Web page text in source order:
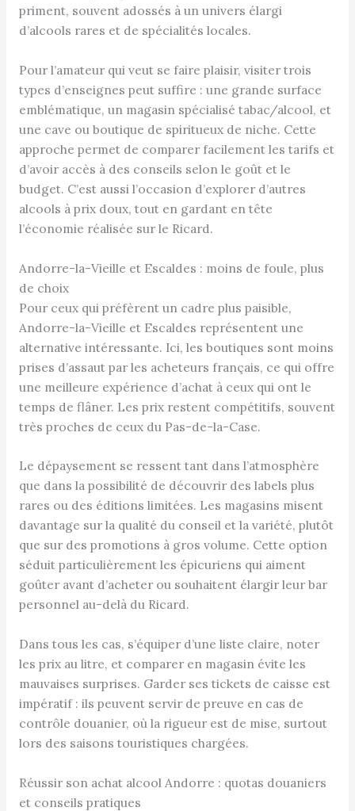
priment, souvent adossés à un univers élargi
d’alcools rares et de spécialités locales.
Pour l’amateur qui veut se faire plaisir, visiter trois
types d’enseignes peut suffire : une grande surface
emblématique, un magasin spécialisé tabac/alcool, et
une cave ou boutique de spiritueux de niche. Cette
approche permet de comparer facilement les tarifs et
d’avoir accès à des conseils selon le goût et le
budget. C’est aussi l’occasion d’explorer d’autres
alcools à prix doux, tout en gardant en tête
l’économie réalisée sur le Ricard.
Andorre-la-Vieille et Escaldes : moins de foule, plus
de choix
Pour ceux qui préfèrent un cadre plus paisible,
Andorre-la-Vieille et Escaldes représentent une
alternative intéressante. Ici, les boutiques sont moins
prises d’assaut par les acheteurs français, ce qui offre
une meilleure expérience d’achat à ceux qui ont le
temps de flâner. Les prix restent compétitifs, souvent
très proches de ceux du Pas-de-la-Case.
Le dépaysement se ressent tant dans l’atmosphère
que dans la possibilité de découvrir des labels plus
rares ou des éditions limitées. Les magasins misent
davantage sur la qualité du conseil et la variété, plutôt
que sur des promotions à gros volume. Cette option
séduit particulièrement les épicuriens qui aiment
goûter avant d’acheter ou souhaitent élargir leur bar
personnel au-delà du Ricard.
Dans tous les cas, s’équiper d’une liste claire, noter
les prix au litre, et comparer en magasin évite les
mauvaises surprises. Garder ses tickets de caisse est
impératif : ils peuvent servir de preuve en cas de
contrôle douanier, où la rigueur est de mise, surtout
lors des saisons touristiques chargées.
Réussir son achat alcool Andorre : quotas douaniers
et conseils pratiques